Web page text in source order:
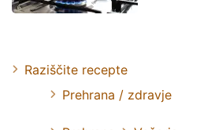
Raziščite recepte
Prehrana / zdravje